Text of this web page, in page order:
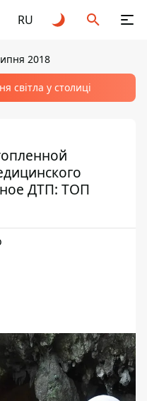
RU
2018
світла у столиці
ДТП: ТОП